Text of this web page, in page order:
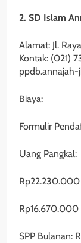
2. SD Islam
Alamat: Jl.
Kontak: (021)
ppdb.annajah-
Biaya:
Formulir
Uang Pangkal:
Rp22.230.000
Rp16.670.000
SPP Bulanan: